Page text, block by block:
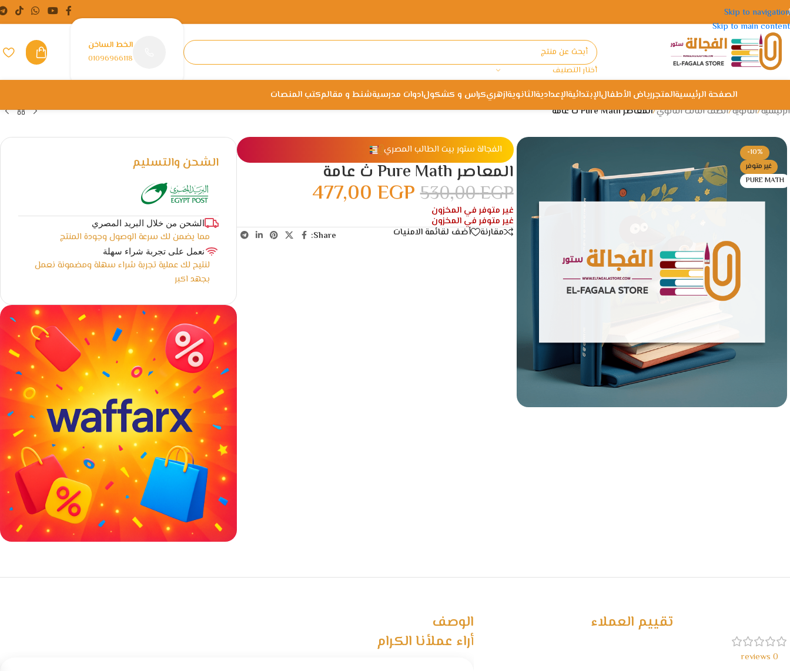
Skip to navigation
Skip to main content
أختار التصنيف
الخط الساخن
01096966118
الصفحة الرئيسيةالمتجررياض الأطفالالإبتدائيةالإعداديةالثانويةازهريكراس و كشكولادوات مدرسيةشنط و مقالمكتب المنصات
الرئيسية/الثانوية/الصف الثالث الثانوي/المعاصر Pure Math ث عامة
-10%
غير متوفر
PURE MATH
الفجالة ستور بيت الطالب المصري
المعاصر Pure Math ث عامة
530,00EGP
477,00 EGP
غير متوفر في المخزون
غير متوفر في المخزون
مقارنة
أضف لقائمة الامنيات Share:
الشحن والتسليم
الشحن من خلال البريد المصري
مما يضمن لك سرعة الوصول وجودة المنتج
نعمل على تجربة شراء سهلة
لنتيح لك عملية تجربة شراء سهلة ومضمونة نعمل
بجهد اكبر
مع waffarx
تقييم العملاء
0 reviews
الوصف
أراء عملأنا الكرام